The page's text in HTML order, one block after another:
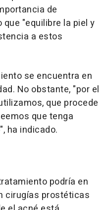
de
"equilibre la piel y
a estos
se encuentra en
No obstante, "por el
que procede
que tenga
ha indicado.
podría en
cirugías prostéticas